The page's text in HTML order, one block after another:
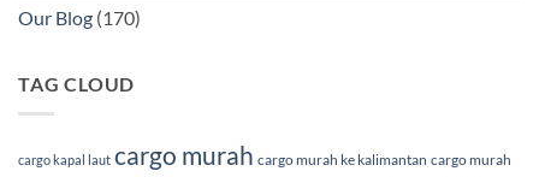
Our Blog (170)
TAG CLOUD
cargo kapal laut cargo murah cargo murah ke kalimantan cargo murah